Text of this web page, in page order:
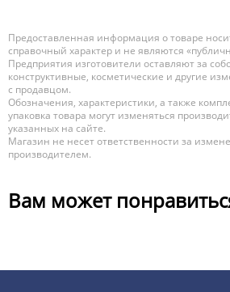
Предоставленная информация о товаре
справочный характер и не являются
Предприятия изготовители оставляют за
конструктивные, косметические и другие
с продавцом.
Обозначения, характеристики, а также
упаковка товара могут изменяться
указанных на сайте.
Магазин не несет ответственности за
производителем.
Вам может